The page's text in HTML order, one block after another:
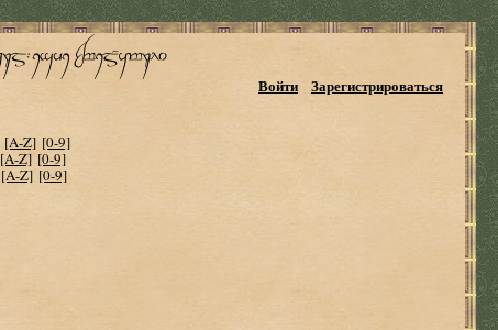
Войти Зарегистрироваться
[A-Z] [0-9]
[A-Z] [0-9]
[A-Z] [0-9]